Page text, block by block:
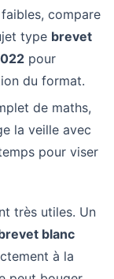
compare
type brevet
pour
du format.
de maths,
la veille avec
pour viser
très utiles. Un
blanc
à la